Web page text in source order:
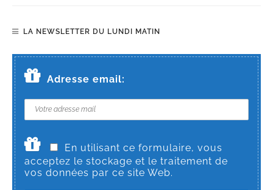
LA NEWSLETTER DU LUNDI MATIN
Adresse email:
En utilisant ce formulaire, vous
acceptez le stockage et le traitement de
vos données par ce site Web.